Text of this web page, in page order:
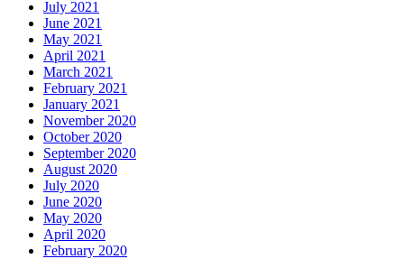
July 2021
June 2021
May 2021
April 2021
March 2021
February 2021
January 2021
November 2020
October 2020
September 2020
August 2020
July 2020
June 2020
May 2020
April 2020
February 2020